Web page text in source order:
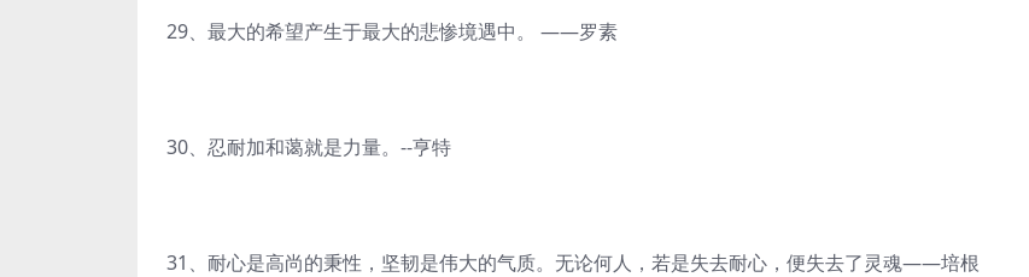
29、最大的希望产生于最大的悲惨境遇中。 ——罗素
30、忍耐加和蔼就是力量。--亨特
31、耐心是高尚的秉性，坚韧是伟大的气质。无论何人，若是失去耐心，便失去了灵魂——培根